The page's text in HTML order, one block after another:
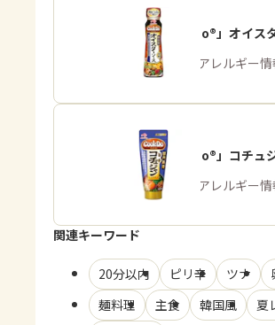
「Cook Do®」オイス
商品・アレルギー情
「Cook Do®」コチュ
商品・アレルギー情
関連キーワード
20分以内 ピリ辛 ツナ
麺料理
主食 韓国風
夏